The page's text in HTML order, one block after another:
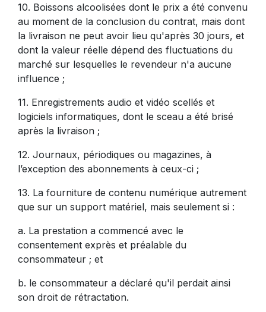
10. Boissons alcoolisées dont le prix a été convenu
au moment de la conclusion du contrat, mais dont
la livraison ne peut avoir lieu qu'après 30 jours, et
dont la valeur réelle dépend des fluctuations du
marché sur lesquelles le revendeur n'a aucune
influence ;
11. Enregistrements audio et vidéo scellés et
logiciels informatiques, dont le sceau a été brisé
après la livraison ;
12. Journaux, périodiques ou magazines, à
l’exception des abonnements à ceux-ci ;
13. La fourniture de contenu numérique autrement
que sur un support matériel, mais seulement si :
a. La prestation a commencé avec le
consentement exprès et préalable du
consommateur ; et
b. le consommateur a déclaré qu'il perdait ainsi
son droit de rétractation.